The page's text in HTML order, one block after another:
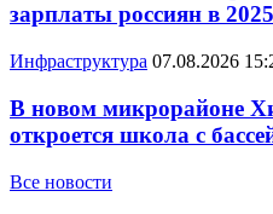
зарплаты россиян в
Инфраструктура 07.08.2026
В новом микрорайоне
откроется школа с
Все новости